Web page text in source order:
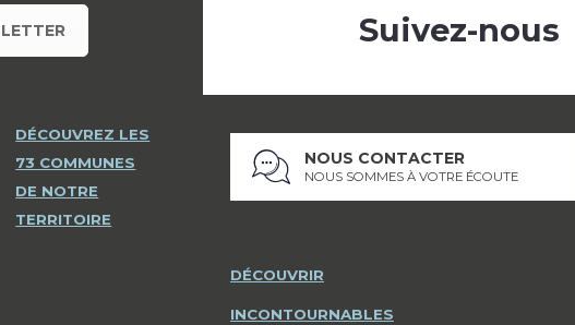
DÉCOUVREZ LES
73 COMMUNES
DE NOTRE
TERRITOIRE
Suivez-nous
NOUS CONTACTER
NOUS SOMMES À VOTRE ÉCOUTE
DÉCOUVRIR
INCONTOURNABLES